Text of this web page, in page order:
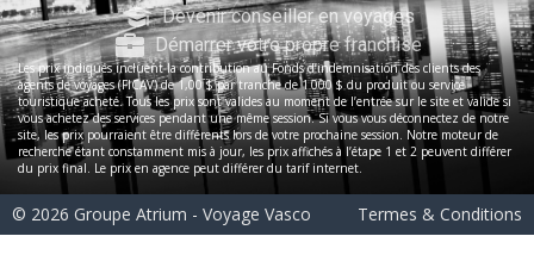
Devenir conseiller en voyages
Démarrer votre propre franchise
Les prix indiqués incluent la contribution au Fonds d’indemnisation des clients des
agents de voyages (FICAV) de 1,00 $ par tranche de 1 000 $ du produit ou service
touristique acheté. Tous les prix sont valides au moment de l’entrée sur le site et valide si
vous achetez des services pendant une même session. Si vous vous déconnectez de notre
site, les prix pourraient être différents lors de votre prochaine session. Notre moteur de
recherche étant constamment mis à jour, les prix affichés à l’étape 1 et 2 peuvent différer
du prix final. Le prix en agence peut différer du tarif internet.
© 2026 Groupe Atrium - Voyage Vasco Termes & Conditions